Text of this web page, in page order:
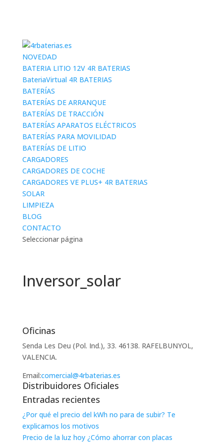
NOVEDAD
BATERIA LITIO 12V 4R BATERIAS
BateriaVirtual 4R BATERIAS
BATERÍAS
BATERÍAS DE ARRANQUE
BATERÍAS DE TRACCIÓN
BATERÍAS APARATOS ELÉCTRICOS
BATERÍAS PARA MOVILIDAD
BATERÍAS DE LITIO
CARGADORES
CARGADORES DE COCHE
CARGADORES VE PLUS+ 4R BATERIAS
SOLAR
LIMPIEZA
BLOG
CONTACTO
Seleccionar página
Inversor_solar
Oficinas
Senda Les Deu (Pol. Ind.), 33. 46138. RAFELBUNYOL,
VALENCIA.
Email:comercial@4rbaterias.es
Distribuidores Oficiales
Entradas recientes
¿Por qué el precio del kWh no para de subir? Te
explicamos los motivos
Precio de la luz hoy ¿Cómo ahorrar con placas